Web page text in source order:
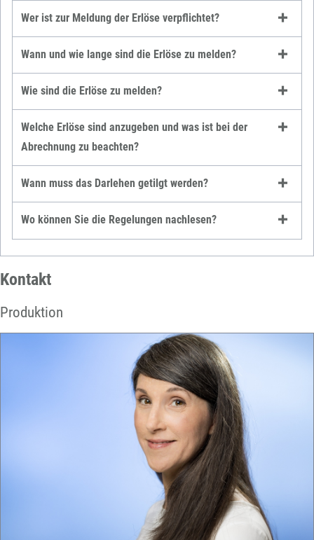
Wer ist zur Meldung der Erlöse verpflichtet?
Wann und wie lange sind die Erlöse zu melden?
Wie sind die Erlöse zu melden?
Welche Erlöse sind anzugeben und was ist bei der
Abrechnung zu beachten?
Wann muss das Darlehen getilgt werden?
Wo können Sie die Regelungen nachlesen?
Kontakt
Produktion